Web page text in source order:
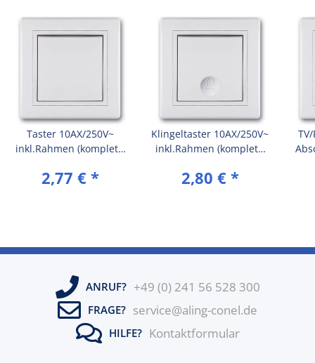
Taster 10AX/250V~
inkl.Rahmen (komplett)
2,77 € *
Klingeltaster 10AX/250V~
inkl.Rahmen (komplett)
2,80 € *
ANRUF? +49 (0) 241 56 528 300
FRAGE? service@aling-conel.de
HILFE? Kontaktformular